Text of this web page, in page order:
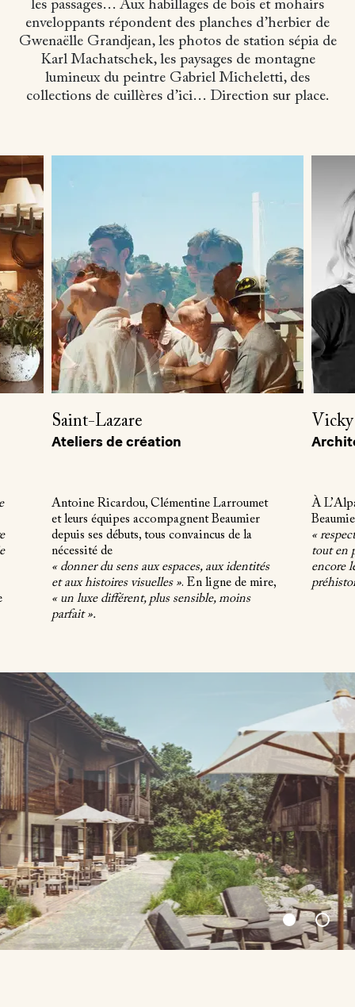
les passages… Aux habillages de bois et mohairs
enveloppants répondent des planches d’herbier de
Gwenaëlle Grandjean, les photos de station sépia de
Karl Machatschek, les paysages de montagne
lumineux du peintre Gabriel Micheletti, des
collections de cuillères d’ici… Direction sur place.
Saint-Lazare
Ateliers de création
Antoine Ricardou, Clémentine Larroumet
et leurs équipes accompagnent Beaumier
depuis ses débuts, tous convaincus de la
nécessité de
« donner du sens aux espaces, aux identités
et aux histoires visuelles ». En ligne de mire,
« un luxe différent, plus sensible, moins
parfait ».
À
«
tout en
encore